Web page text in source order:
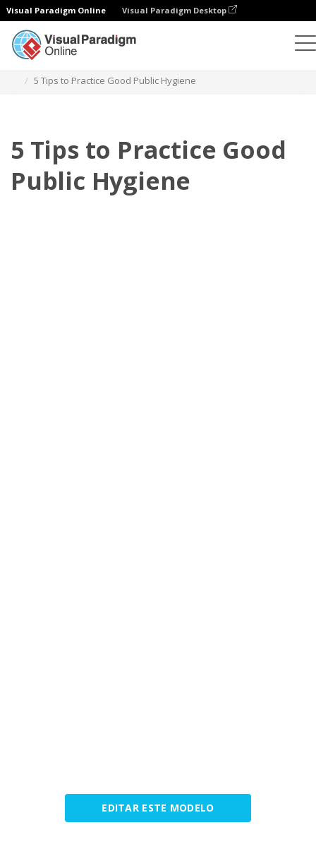
Visual Paradigm Online Visual Paradigm Desktop
5 Tips to Practice Good Public Hygiene
5 Tips to Practice Good
Public Hygiene
EDITAR ESTE MODELO